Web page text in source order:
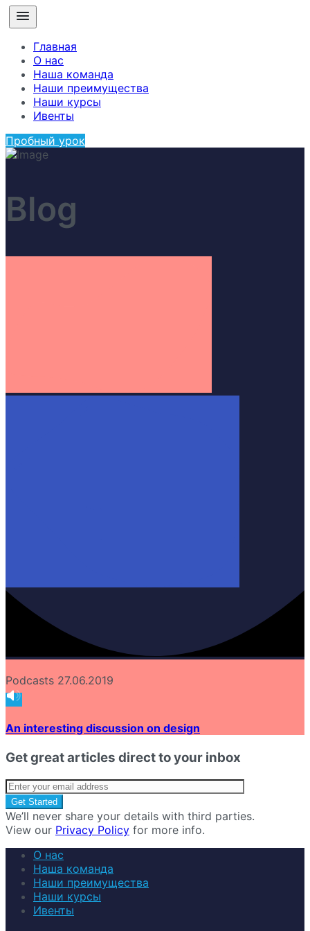
Главная
О нас
Наша команда
Наши преимущества
Наши курсы
Ивенты
Пробный урок
Blog
Podcasts 27.06.2019
An interesting discussion on design
Get great articles direct to your inbox
We’ll never share your details with third parties.
View our Privacy Policy for more info.
О нас
Наша команда
Наши преимущества
Наши курсы
Ивенты